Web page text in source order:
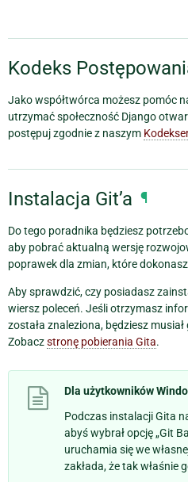
Kodeks
Jako współtwórca możesz pomóc
utrzymać społeczność Django
postępuj zgodnie z naszym
Instalacja Git’a ¶
Do tego poradnika będziesz
aby pobrać aktualną wersję
poprawek dla zmian, które
Aby sprawdzić, czy posiadasz
wiersz poleceń. Jeśli otrzymasz
została znaleziona, będziesz
Zobaczstronę pobierania Gita.
Dla użytkowników
Podczas instalacji Gita
abyś wybrał opcję „Git
uruchamia się we
zakłada, że tak właśnie